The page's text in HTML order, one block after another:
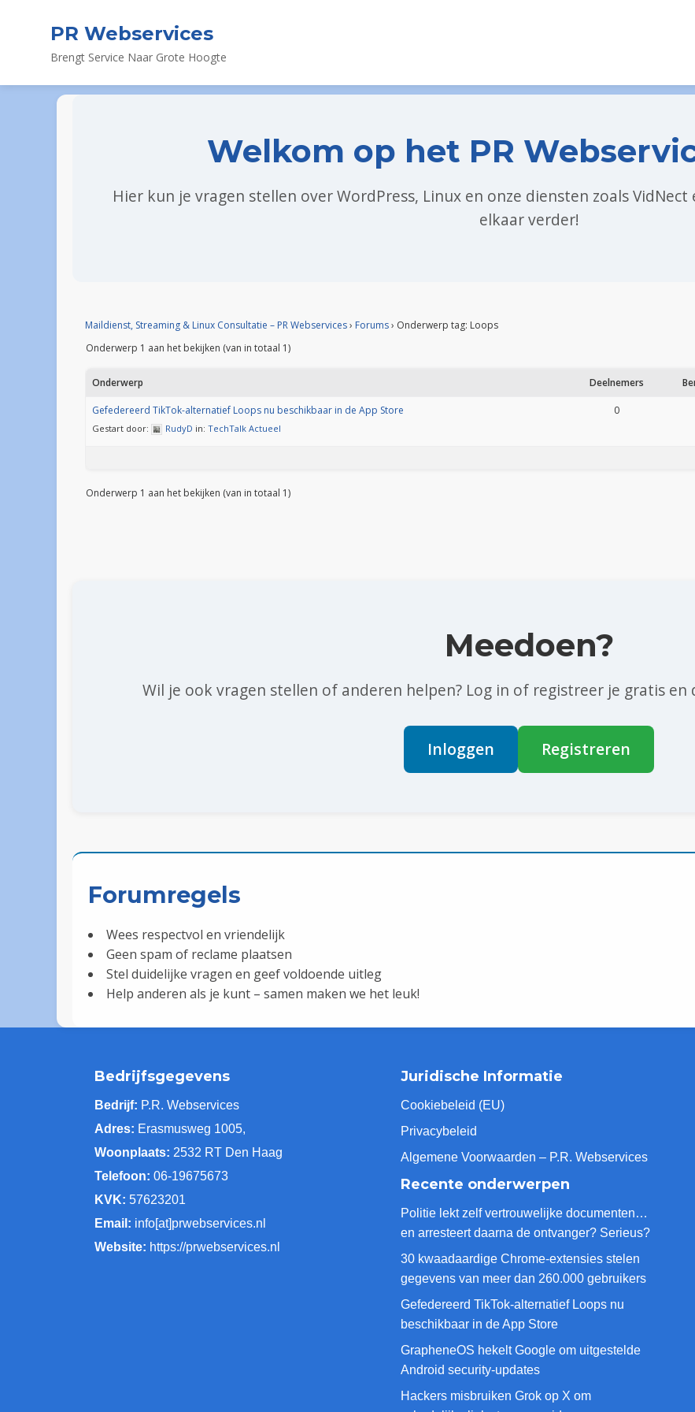
PR Webservices
Brengt Service Naar Grote Hoogte
Welkom op het PR
Hier kun je vragen stellen over WordPress, Linux en onze diensten zoals
elkaar verder!
Maildienst, Streaming & Linux Consultatie – PR Webservices› Forums› Onderwerp tag: Loops
Onderwerp 1 aan het bekijken (van in totaal 1)
Onderwerp Deelnemers
Gefedereerd TikTok-alternatief Loops nu beschikbaar in de App Store
Gestart door: RudyD in: TechTalk Actueel
0
Onderwerp 1 aan het bekijken (van in totaal 1)
Meedoen?
Wil je ook vragen stellen of anderen helpen? Log in of registreer je gratis
Inloggen Registreren
Forumregels
Wees respectvol en vriendelijk
Geen spam of reclame plaatsen
Stel duidelijke vragen en geef voldoende uitleg
Help anderen als je kunt – samen maken we het leuk!
Bedrijfsgegevens
Bedrijf: P.R. Webservices
Adres: Erasmusweg 1005,
Woonplaats: 2532 RT Den Haag
Telefoon: 06-19675673
KVK: 57623201
Email: info[at]prwebservices.nl
Website: https://prwebservices.nl
Juridische Informatie
Cookiebeleid (EU)
Privacybeleid
Algemene Voorwaarden – P.R. Webservices
Recente onderwerpen
Politie lekt zelf vertrouwelijke documenten…
en arresteert daarna de ontvanger? Serieus?
30 kwaadaardige Chrome-extensies stelen
gegevens van meer dan 260.000 gebruikers
Gefedereerd TikTok-alternatief Loops nu
beschikbaar in de App Store
GrapheneOS hekelt Google om uitgestelde
Android security-updates
Hackers misbruiken Grok op X om